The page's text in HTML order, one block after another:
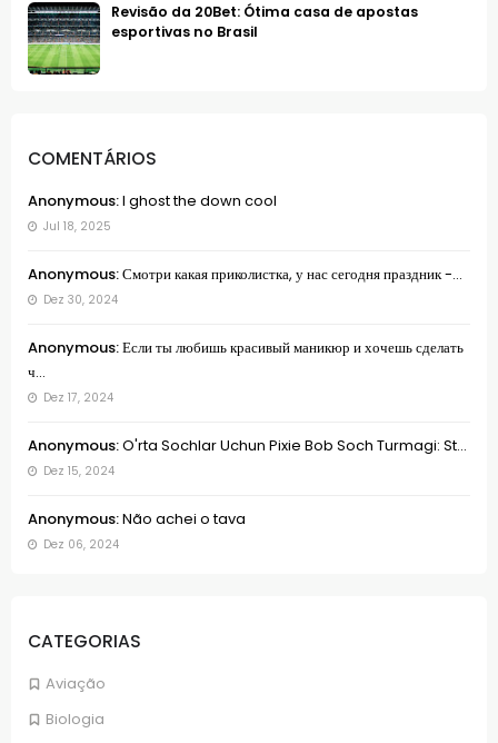
COMENTÁRIOS
Anonymous:I ghost the down cool
Jul 18, 2025
Anonymous:Смотри какая приколистка, у нас сегодня праздник -...
Dez 30, 2024
Anonymous:Если ты любишь красивый маникюр и хочешь сделать
ч...
Dez 17, 2024
Anonymous:O'rta Sochlar Uchun Pixie Bob Soch Turmagi: St...
Dez 15, 2024
Anonymous:Não achei o tava
Dez 06, 2024
CATEGORIAS
Aviação
Biologia
Revisão da 20Bet: Ótima casa de apostas
esportivas no Brasil